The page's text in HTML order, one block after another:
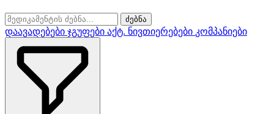
ძებნა
დაავადებები ჯგუფები აქტ. ნივთიერებები კომპანიები